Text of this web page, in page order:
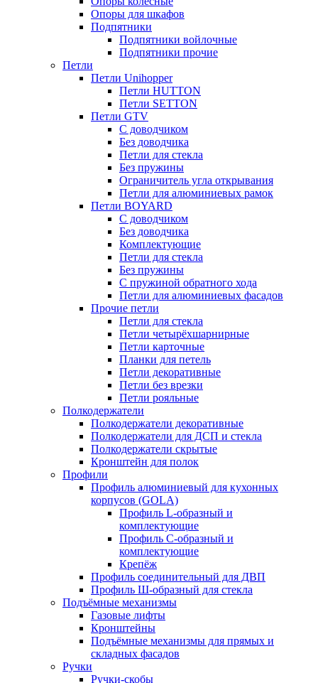
Опоры для шкафов
Подпятники
Подпятники войлочные
Подпятники прочие
Петли
Петли Unihopper
Петли HUTTON
Петли SETTON
Петли GTV
С доводчиком
Без доводчика
Петли для стекла
Без пружины
Ограничитель угла открывания
Петли для алюминиевых рамок
Петли BOYARD
С доводчиком
Без доводчика
Комплектующие
Петли для стекла
Без пружины
С пружиной обратного хода
Петли для алюминиевых фасадов
Прочие петли
Петли для стекла
Петли четырёхшарнирные
Петли карточные
Планки для петель
Петли декоративные
Петли без врезки
Петли рояльные
Полкодержатели
Полкодержатели декоративные
Полкодержатели для ДСП и стекла
Полкодержатели скрытые
Кронштейн для полок
Профили
Профиль алюминиевый для кухонных
корпусов (GOLA)
Профиль L-образный и
комплектующие
Профиль C-образный и
комплектующие
Крепёж
Профиль соединительный для ДВП
Профиль Ш-образный для стекла
Подъёмные механизмы
Газовые лифты
Кронштейны
Подъёмные механизмы для прямых и
складных фасадов
Ручки
Ручки-скобы